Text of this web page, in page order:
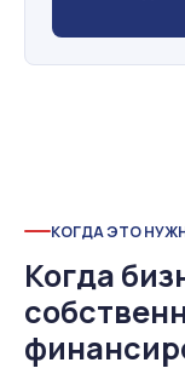
КОГДА ЭТО
Когда